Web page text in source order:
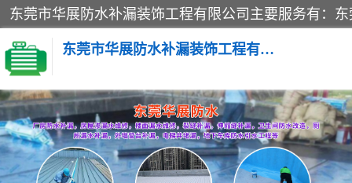
东莞市华展防水补漏装饰工程有限公司
楼面防水补漏
阳台卫生间防水补漏